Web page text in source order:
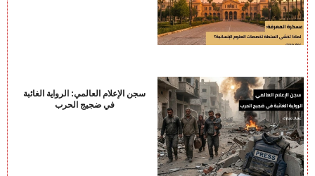
سجن الإعلام العالمي: الرواية الغائبة
في ضجيج الحرب